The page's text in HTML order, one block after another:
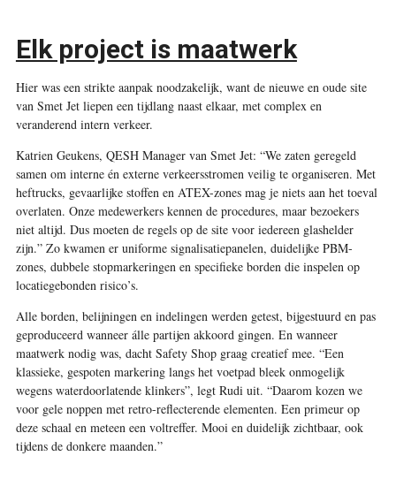
Elk project is maatwerk
Hier was een strikte aanpak noodzakelijk, want de nieuwe en oude site
van Smet Jet liepen een tijdlang naast elkaar, met complex en
veranderend intern verkeer.
Katrien Geukens, QESH Manager van Smet Jet: “We zaten geregeld
samen om interne én externe verkeersstromen veilig te organiseren. Met
heftrucks, gevaarlijke stoffen en ATEX-zones mag je niets aan het toeval
overlaten. Onze medewerkers kennen de procedures, maar bezoekers
niet altijd. Dus moeten de regels op de site voor iedereen glashelder
zijn.” Zo kwamen er uniforme signalisatiepanelen, duidelijke PBM-
zones, dubbele stopmarkeringen en specifieke borden die inspelen op
locatiegebonden risico’s.
Alle borden, belijningen en indelingen werden getest, bijgestuurd en pas
geproduceerd wanneer álle partijen akkoord gingen. En wanneer
maatwerk nodig was, dacht Safety Shop graag creatief mee. “Een
klassieke, gespoten markering langs het voetpad bleek onmogelijk
wegens waterdoorlatende klinkers”, legt Rudi uit. “Daarom kozen we
voor gele noppen met retro-reflecterende elementen. Een primeur op
deze schaal en meteen een voltreffer. Mooi en duidelijk zichtbaar, ook
tijdens de donkere maanden.”